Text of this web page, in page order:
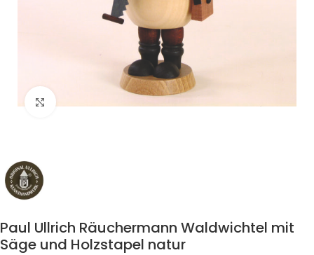
Zum Vergrößern klicken
Paul Ullrich Räuchermann Waldwichtel mit
Säge und Holzstapel natur